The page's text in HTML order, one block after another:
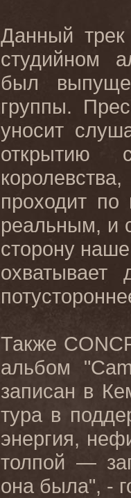
Данный
студийном
был
группы.
уносит
открытию
проходит по
реальным, и
сторону
охватывает
Также
альбом
записан в
тура в
энергия,
толпой —
она была", -